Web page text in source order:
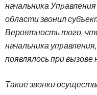
начальника
области звонил
Вероятность того,
начальника
появлялось при вызове
Такие звонки